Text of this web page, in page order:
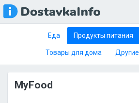
Еда Продукты питания
Товары для дома Другие
MyFood